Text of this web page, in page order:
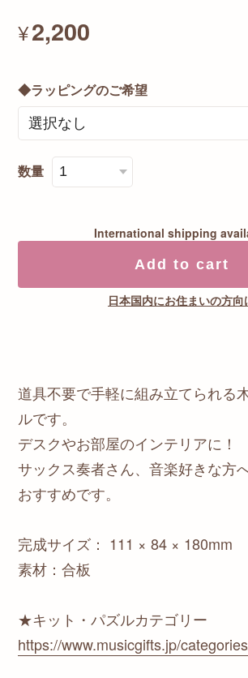
¥2,200
◆ラッピングのご希望
数量
International shipping
Add to cart
日本国内にお住まいの方向
道具不要で手軽に組み立てられる
ルです。
デスクやお部屋のインテリアに！
サックス奏者さん、音楽好きな方
おすすめです。
完成サイズ： 111 × 84 × 180mm
素材：合板
★キット・パズルカテゴリー
https://www.musicgifts.jp/